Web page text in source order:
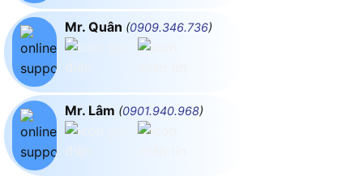
Mr. Quân (0909.346.736)
Mr. Lâm (0901.940.968)